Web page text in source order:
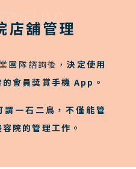
店舖管理
團隊諮詢後，決定使用
會員獎賞手機 App。
一石二鳥，不僅能管
院的管理工作。